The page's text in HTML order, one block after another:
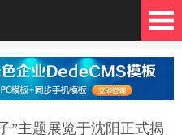
”主题展览于沈阳正式揭